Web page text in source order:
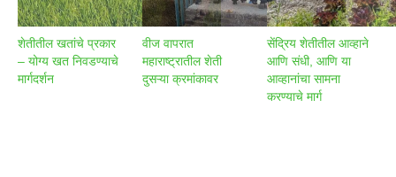
शेतीतील खतांचे प्रकार
– योग्य खत निवडण्याचे
मार्गदर्शन
वीज वापरात
महाराष्ट्रातील शेती
दुसऱ्या क्रमांकावर
सेंद्रिय शेतीतील आव्हाने
आणि संधी, आणि या
आव्हानांचा सामना
करण्याचे मार्ग